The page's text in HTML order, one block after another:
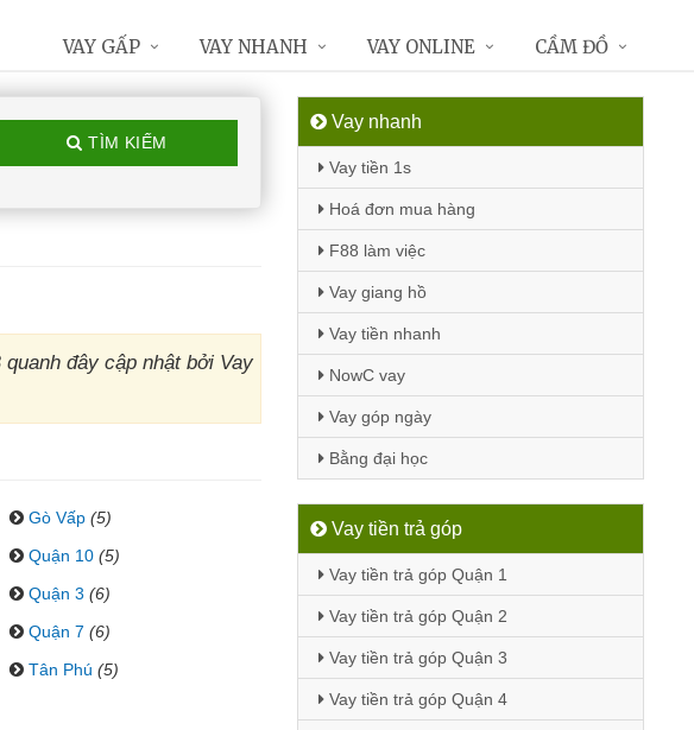
TÌM KIẾM
đây cập nhật bởi Vay
Gò Vấp (5)
Quận 10 (5)
Quận 3 (6)
Quận 7 (6)
Tân Phú (5)
Vay nhanh
Vay tiền 1s
Hoá đơn mua hàng
F88 làm việc
Vay giang hồ
Vay tiền nhanh
NowC vay
Vay góp ngày
Bằng đại học
Vay tiền trả góp
Vay tiền trả góp Quận 1
Vay tiền trả góp Quận 2
Vay tiền trả góp Quận 3
Vay tiền trả góp Quận 4
VAY GẤP VAY NHANH VAY ONLINE CẦM ĐỒ